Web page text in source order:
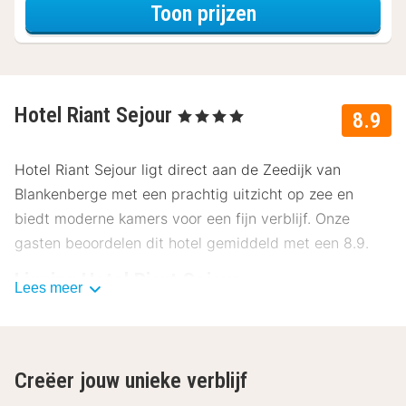
Toon prijzenvoor
8.9
Hotel Riant Sejour , 4 Sterren
Hotel Riant Sejour ligt direct aan de Zeedijk van
Blankenberge met een prachtig uitzicht op zee en
biedt moderne kamers voor een fijn verblijf. Onze
gasten beoordelen dit hotel gemiddeld met een 8.9.
Ligging Hotel Riant Sejour
kant vind je de Pier van Blankenberge en aan de
Lees meer
Creëer jouw unieke verblijf